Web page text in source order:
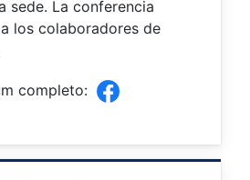
sede. La conferencia
los colaboradores de
completo: